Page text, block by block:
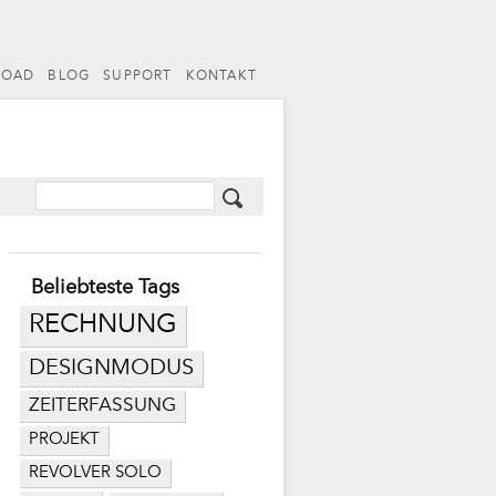
BLOG SUPPORT KONTAKT
Beliebteste Tags
RECHNUNG
DESIGNMODUS
ZEITERFASSUNG
PROJEKT
REVOLVER SOLO